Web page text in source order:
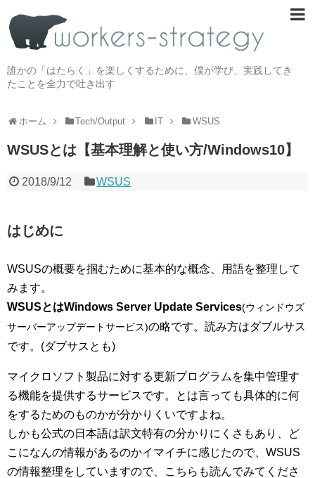
誰かの「はたらく」を楽しくするために、僕が学び、実践してき
たことを全力で吐き出す
ホーム Tech/Output IT WSUS
WSUSとは【基本理解と使い方/Windows10】
2018/9/12 WSUS
はじめに
WSUSの概要を掴むために基本的な概念、用語を整理して
みます。
WSUSとはWindows Server Update Services(ウィンドウズ
サーバーアップデートサービス)の略です。読み方はダブルサス
です。(ダブサスとも)
マイクロソフト製品に対する更新プログラムを集中管理す
る機能を提供するサービスです。とは言っても具体的に何
をするためのものかが分かりくいですよね。
しかも公式の日本語は訳文特有の分かりにくさもあり、ど
こになんの情報があるのかイマイチに感じたので、WSUS
の情報整理をしていますので、こちらも読んでみてくださ